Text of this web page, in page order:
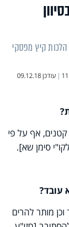
הלכות קיץ מפסקי
| עודכן09.12.18
קטנים, אף על פי
סימן שא].
עובד?
מותר להרים